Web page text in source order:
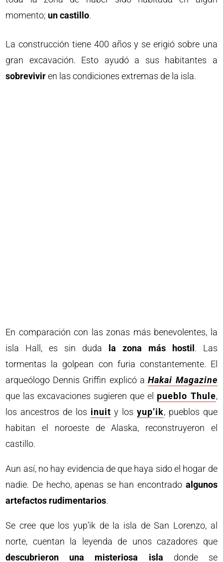
momento; un castillo.
La construcción tiene 400 años y se erigió sobre una
gran excavación. Esto ayudó a sus habitantes a
sobreviviren las condiciones extremas de la isla.
En comparación con las zonas más benevolentes, la
isla Hall, es sin duda
la zona más hostil . Las
tormentas la golpean con furia constantemente. El
arqueólogo Dennis Griffin explicó a Hakai Magazine
que las excavaciones sugieren que el pueblo Thule,
los ancestros de los inuit y losyup’ik, pueblos que
habitan el noroeste de Alaska, reconstruyeron el
castillo.
Aun así, no hay evidencia de que haya sido el hogar de
nadie. De hecho, apenas se han encontrado algunos
artefactos rudimentarios.
Se cree que los yup’ik de la isla de San Lorenzo, al
norte, cuentan la leyenda de unos cazadores que
descubrieron una misteriosa isla donde se